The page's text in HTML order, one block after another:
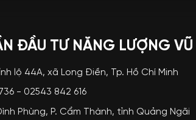
ĐẦU TƯ NĂNG LƯỢNG VŨ
lộ 44A, xã Long Điền, Tp. Hồ Chí Minh
- 02543 842 616
Phùng, P. Cẩm Thành, tỉnh Quảng Ngãi